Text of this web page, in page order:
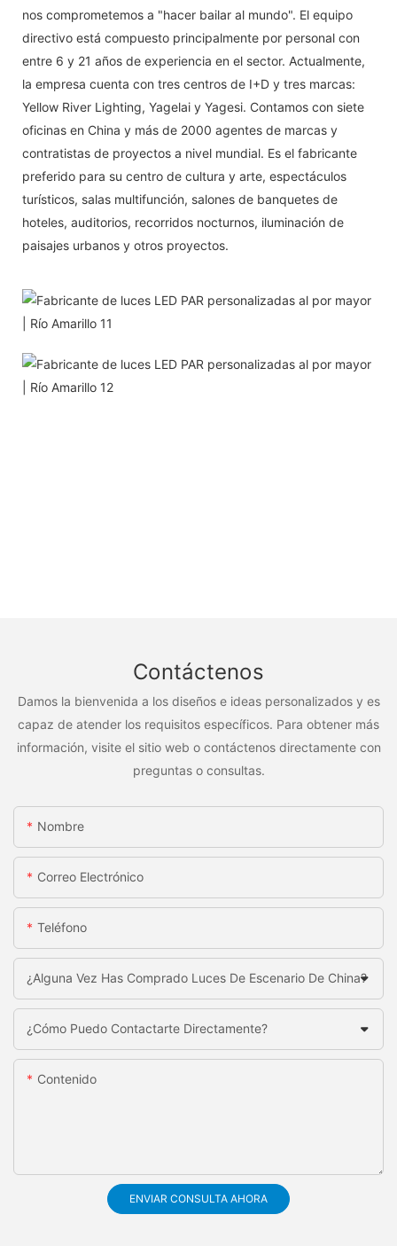
nos comprometemos a "hacer bailar al mundo". El equipo
directivo está compuesto principalmente por personal con
entre 6 y 21 años de experiencia en el sector. Actualmente,
la empresa cuenta con tres centros de I+D y tres marcas:
Yellow River Lighting, Yagelai y Yagesi. Contamos con siete
oficinas en China y más de 2000 agentes de marcas y
contratistas de proyectos a nivel mundial. Es el fabricante
preferido para su centro de cultura y arte, espectáculos
turísticos, salas multifunción, salones de banquetes de
hoteles, auditorios, recorridos nocturnos, iluminación de
paisajes urbanos y otros proyectos.
Contáctenos
Damos la bienvenida a los diseños e ideas personalizados y es
capaz de atender los requisitos específicos. Para obtener más
información, visite el sitio web o contáctenos directamente con
preguntas o consultas.
Nombre
Correo Electrónico
Teléfono
¿Alguna Vez Has Comprado Luces De Escenario De China?
¿Cómo Puedo Contactarte Directamente?
Contenido
ENVIAR CONSULTA AHORA